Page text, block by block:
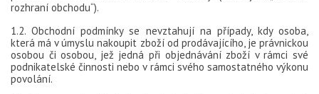
rozhraní obchodu“).
1.2. Obchodní podmínky se nevztahují na případy, kdy osoba,
která má v úmyslu nakoupit zboží od prodávajícího, je právnickou
osobou či osobou, jež jedná při objednávání zboží v rámci své
podnikatelské činnosti nebo v rámci svého samostatného výkonu
povolání.